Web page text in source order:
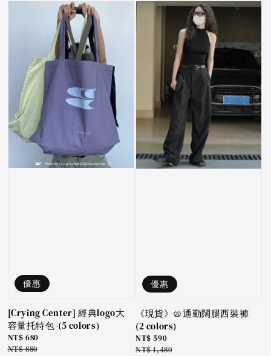
優惠
[Crying Center] 經典logo大
容量托特包-(5 colors)
Sale
price
NT$ 680
Regular
NT$ 880
優惠
《現貨》🥨通勤闊腿西裝褲
(2 colors)
Sale
price
NT$ 590
Regular
NT$ 1,480